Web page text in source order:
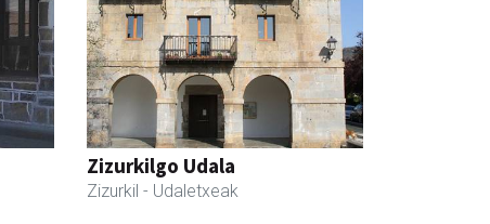
Zizurkilgo Udala
Zizurkil - Udaletxeak